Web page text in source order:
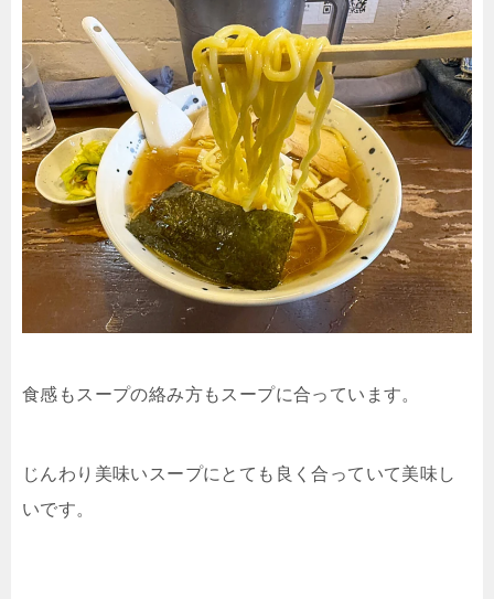
食感もスープの絡み方もスープに合っています。
じんわり美味いスープにとても良く合っていて美味し
いです。